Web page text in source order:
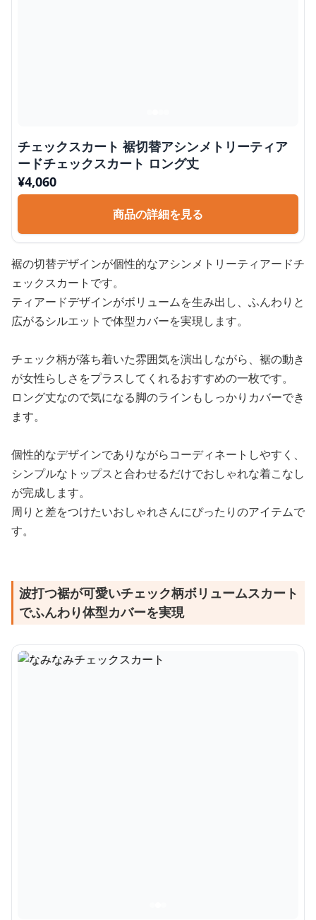
チェックスカート 裾切替アシンメトリーティア
ードチェックスカート ロング丈
¥4,060
商品の詳細を見る
裾の切替デザインが個性的なアシンメトリーティアードチ
ェックスカートです。
ティアードデザインがボリュームを生み出し、ふんわりと
広がるシルエットで体型カバーを実現します。
チェック柄が落ち着いた雰囲気を演出しながら、裾の動き
が女性らしさをプラスしてくれるおすすめの一枚です。
ロング丈なので気になる脚のラインもしっかりカバーでき
ます。
個性的なデザインでありながらコーディネートしやすく、
シンプルなトップスと合わせるだけでおしゃれな着こなし
が完成します。
周りと差をつけたいおしゃれさんにぴったりのアイテムで
す。
波打つ裾が可愛いチェック柄ボリュームスカート
でふんわり体型カバーを実現